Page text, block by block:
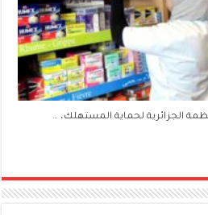
الجزائرية لحماية المستهلك، …